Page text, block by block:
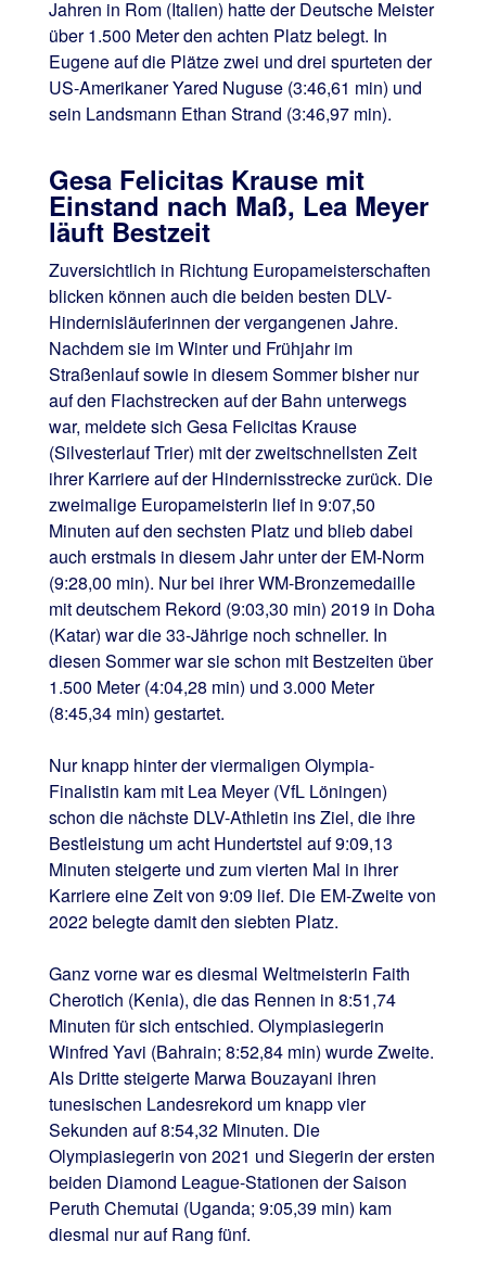
Jahren in Rom (Italien) hatte der Deutsche Meister
über 1.500 Meter den achten Platz belegt. In
Eugene auf die Plätze zwei und drei spurteten der
US-Amerikaner Yared Nuguse (3:46,61 min) und
sein Landsmann Ethan Strand (3:46,97 min).
Gesa Felicitas Krause mit
Einstand nach Maß, Lea Meyer
läuft Bestzeit
Zuversichtlich in Richtung Europameisterschaften
blicken können auch die beiden besten DLV-
Hindernisläuferinnen der vergangenen Jahre.
Nachdem sie im Winter und Frühjahr im
Straßenlauf sowie in diesem Sommer bisher nur
auf den Flachstrecken auf der Bahn unterwegs
war, meldete sich Gesa Felicitas Krause
(Silvesterlauf Trier) mit der zweitschnellsten Zeit
ihrer Karriere auf der Hindernisstrecke zurück. Die
zweimalige Europameisterin lief in 9:07,50
Minuten auf den sechsten Platz und blieb dabei
auch erstmals in diesem Jahr unter der EM-Norm
(9:28,00 min). Nur bei ihrer WM-Bronzemedaille
mit deutschem Rekord (9:03,30 min) 2019 in Doha
(Katar) war die 33-Jährige noch schneller. In
diesen Sommer war sie schon mit Bestzeiten über
1.500 Meter (4:04,28 min) und 3.000 Meter
(8:45,34 min) gestartet.
Nur knapp hinter der viermaligen Olympia-
Finalistin kam mit Lea Meyer (VfL Löningen)
schon die nächste DLV-Athletin ins Ziel, die ihre
Bestleistung um acht Hundertstel auf 9:09,13
Minuten steigerte und zum vierten Mal in ihrer
Karriere eine Zeit von 9:09 lief. Die EM-Zweite von
2022 belegte damit den siebten Platz.
Ganz vorne war es diesmal Weltmeisterin Faith
Cherotich (Kenia), die das Rennen in 8:51,74
Minuten für sich entschied. Olympiasiegerin
Winfred Yavi (Bahrain; 8:52,84 min) wurde Zweite.
Als Dritte steigerte Marwa Bouzayani ihren
tunesischen Landesrekord um knapp vier
Sekunden auf 8:54,32 Minuten. Die
Olympiasiegerin von 2021 und Siegerin der ersten
beiden Diamond League-Stationen der Saison
Peruth Chemutai (Uganda; 9:05,39 min) kam
diesmal nur auf Rang fünf.